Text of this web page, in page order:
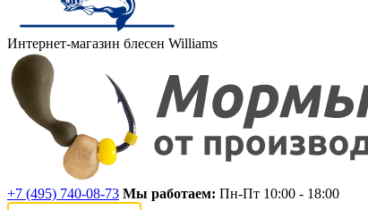
Интернет-магазин блесен Williams
+7 (495) 740-08-73 Мы работаем: Пн-Пт 10:00 - 18:00